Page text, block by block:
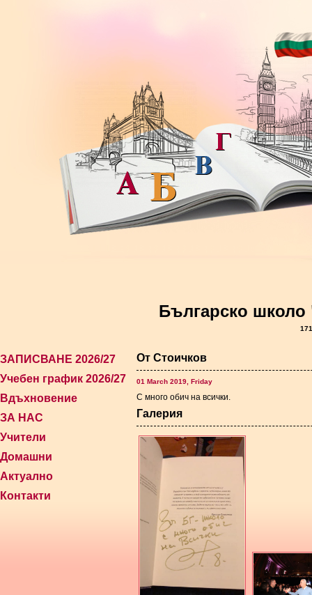
Българско
ЗАПИСВАНЕ 2026/27
Учебен график 2026/27
Вдъхновение
ЗА НАС
Учители
Домашни
Актуално
Контакти
От Стоичков
01 March 2019, Friday
С много обич на всички.
Галерия